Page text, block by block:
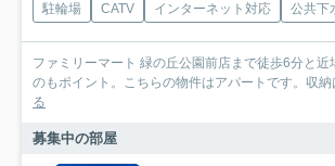
駐輪場 CATV インターネット対応 公共下
ファミリーマート 緑の丘公園前店まで徒歩6分と近
のもポイント。こちらの物件はアパートです。収納
る
募集中の部屋